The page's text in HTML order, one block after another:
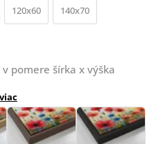
120x60 140x70
pomere šírka x výška